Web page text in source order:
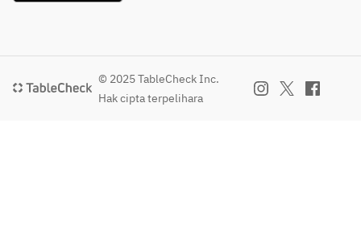
© 2025 TableCheck Inc.
Hak cipta terpelihara